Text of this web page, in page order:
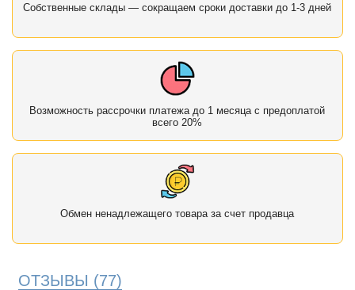
Собственные склады — сокращаем сроки доставки до 1-3 дней
Возможность рассрочки платежа до 1 месяца с предоплатой
всего 20%
Обмен ненадлежащего товара за счет продавца
ОТЗЫВЫ (77)